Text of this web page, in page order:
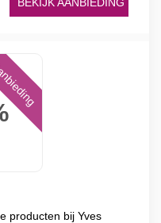
producten bij Yves